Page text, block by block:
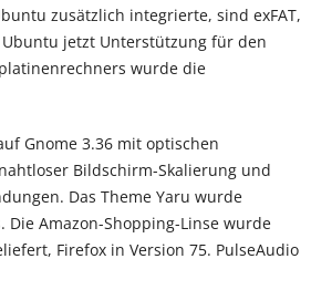
zusätzlich integrierte, sind exFAT,
jetzt Unterstützung für den
wurde die
Gnome 3.36 mit optischen
Bildschirm-Skalierung und
Das Theme Yaru wurde
Amazon-Shopping-Linse wurde
Firefox in Version 75. PulseAudio